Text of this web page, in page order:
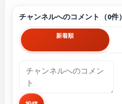
チャンネルへのコメント（0件）
新着順